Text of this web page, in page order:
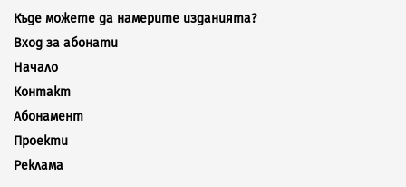
Къде можете да намерите изданията?
Вход за абонати
Начало
Контакт
Абонамент
Проекти
Реклама